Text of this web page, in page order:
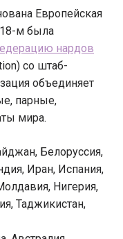
Европейская
м была
нардов
со штаб-
объединяет
парные,
мира.
Белоруссия,
Иран, Испания,
Нигерия,
Таджикистан,